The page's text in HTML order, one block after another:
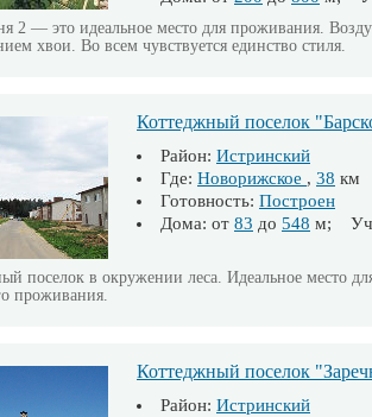
2 — это идеальное место для проживания.
хвои. Во всем чувствуется единство стиля.
Коттеджный поселок
Район: Истринский
Где: Новорижское , 38 км
Готовность: Построен
Дома: от 83 до 548 м;
поселок в окружении леса. Идеальное место
проживания.
Коттеджный поселок
Район: Истринский